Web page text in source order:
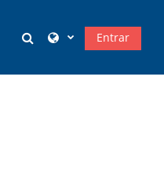
Selector deEntrar